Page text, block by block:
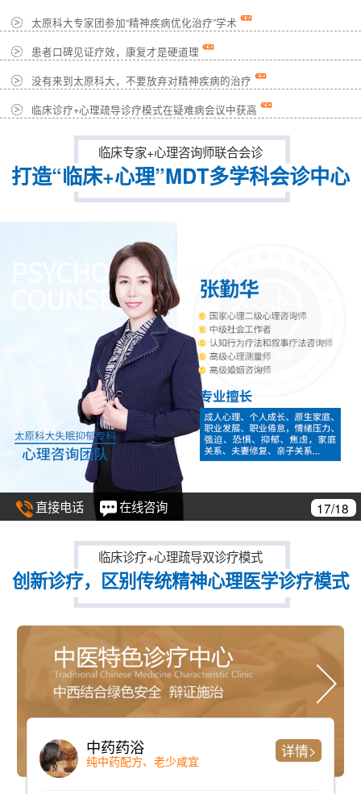
太原科大专家团参加“精神疾病优化治疗”学术
患者口碑见证疗效，康复才是硬道理
没有来到太原科大，不要放弃对精神疾病的治疗
临床诊疗+心理疏导诊疗模式在疑难病会议中获高
临床专家+心理咨询师联合会诊
打造“临床+心理”MDT多学科会诊中心
直接电话 在线咨询 17/18
临床诊疗+心理疏导双诊疗模式
创新诊疗，区别传统精神心理医学诊疗模式
中药药浴
纯中药配方、老少咸宜
详情>